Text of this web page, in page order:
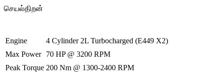
செயல்திறன்
Engine
4 Cylinder 2L Turbocharged (E449 X2)
Max Power
70 HP @ 3200 RPM
Peak Torque 200 Nm @ 1300-2400 RPM